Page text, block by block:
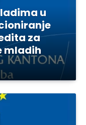
u
za
mladih